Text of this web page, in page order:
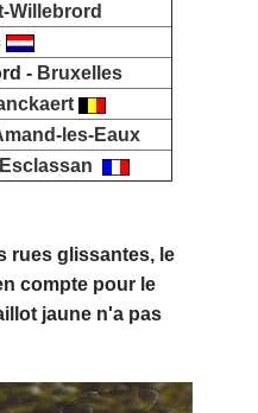
Willebrord
- Bruxelles
les-Eaux
rues glissantes, le
compte pour le
jaune n'a pas